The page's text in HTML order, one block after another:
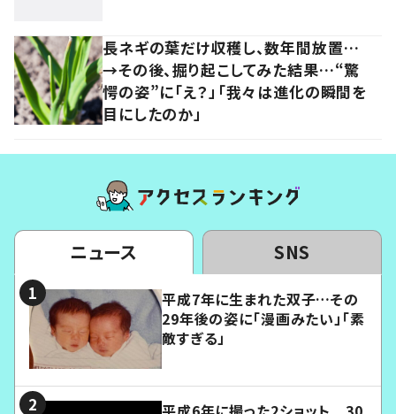
長ネギの葉だけ収穫し、数年間放置…
→その後、掘り起こしてみた結果…“驚
愕の姿”に「え？」「我々は進化の瞬間を
目にしたのか」
ニュース SNS
平成7年に生まれた双子…その
29年後の姿に「漫画みたい」「素
敵すぎる」